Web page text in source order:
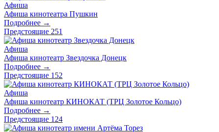
Афиша
Афиша кинотеатра Пушкин
Подробнее →
Предстоящие 251
Афиша
Афиша кинотеатр Звездочка Донецк
Подробнее →
Предстоящие 152
Афиша
Афиша кинотеатр КИНОКАТ (ТРЦ Золотое Кольцо)
Подробнее →
Предстоящие 124